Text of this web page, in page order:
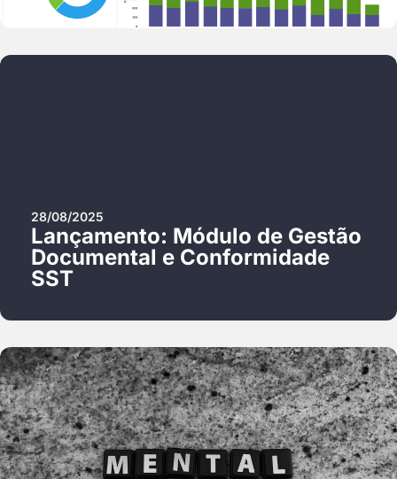
28/08/2025
Lançamento: Módulo de Gestão
Documental e Conformidade
SST